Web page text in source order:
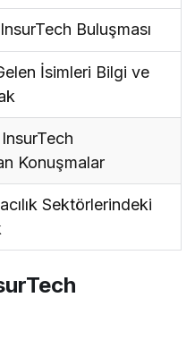
Buluşması
İsimleri Bilgi ve
Konuşmalar
Sektörlerindeki